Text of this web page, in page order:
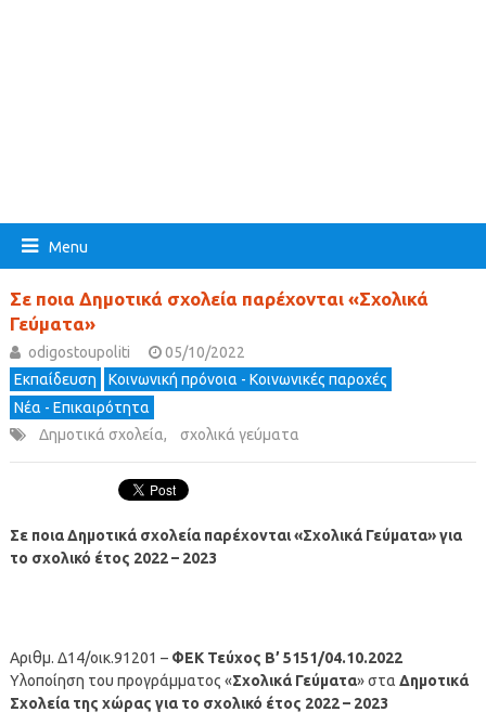
Menu
Σε ποια Δημοτικά σχολεία παρέχονται «Σχολικά
Γεύματα»
odigostoupoliti
05/10/2022
Εκπαίδευση
Κοινωνική πρόνοια - Κοινωνικές παροχές
Νέα - Επικαιρότητα
Δημοτικά σχολεία, σχολικά γεύματα
Σε ποια Δημοτικά σχολεία παρέχονται «Σχολικά Γεύματα» για
το σχολικό έτος 2022 – 2023
Αριθμ. Δ14/οικ.91201 – ΦΕΚ Τεύχος B’ 5151/04.10.2022
Υλοποίηση του προγράμματος «Σχολικά Γεύματα» στα Δημοτικά
Σχολεία της χώρας για το σχολικό έτος 2022 – 2023